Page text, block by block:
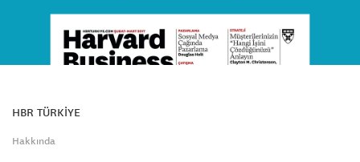
HBR TÜRKİYE
Hakkında